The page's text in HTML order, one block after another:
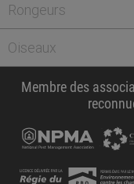
Rongeurs
Oiseaux
Membre des